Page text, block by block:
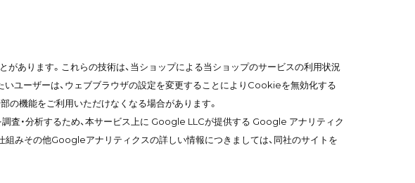
があります。これらの技術は、当ショップによる当ショップのサービスの利用状況
ユーザーは、ウェブブラウザの設定を変更することによりCookieを無効化する
の機能をご利用いただけなくなる場合があります。
調査・分析するため、本サービス上に Google LLCが提供する Google アナリティク
みその他Googleアナリティクスの詳しい情報につきましては、同社のサイトを